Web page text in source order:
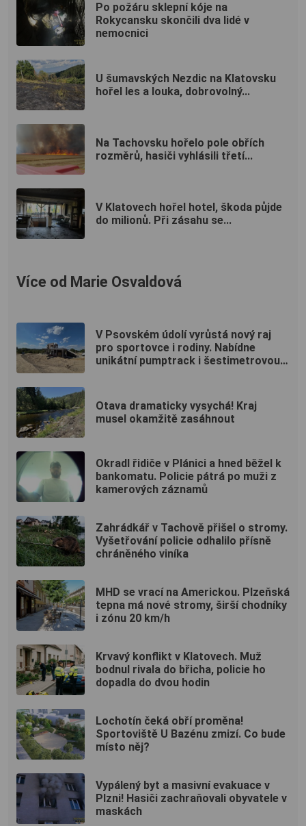
Po požáru sklepní kóje na
Rokycansku skončili dva lidé v
nemocnici
U šumavských Nezdic na Klatovsku
hořel les a louka, dobrovolný...
Na Tachovsku hořelo pole obřích
rozměrů, hasiči vyhlásili třetí...
V Klatovech hořel hotel, škoda půjde
do milionů. Při zásahu se...
Více od Marie Osvaldová
V Psovském údolí vyrůstá nový raj
pro sportovce i rodiny. Nabídne
unikátní pumptrack i šestimetrovou
Otava dramaticky vysychá! Kraj
musel okamžitě zasáhnout
Okradl řidiče v Plánici a hned běžel k
bankomatu. Policie pátrá po muži z
kamerových záznamů
Zahrádkář v Tachově přišel o stromy.
Vyšetřování policie odhalilo přísně
chráněného viníka
MHD se vrací na Americkou. Plzeňská
tepna má nové stromy, širší chodníky
i zónu 20 km/h
Krvavý konflikt v Klatovech. Muž
bodnul rivala do břicha, policie ho
dopadla do dvou hodin
Lochotín čeká obří proměna!
Sportoviště U Bazénu zmizí. Co bude
místo něj?
Vypálený byt a masivní evakuace v
Plzni! Hasiči zachraňovali obyvatele v
maskách